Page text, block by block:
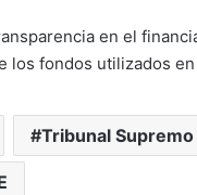
en el
fondos utilizados
Tribunal